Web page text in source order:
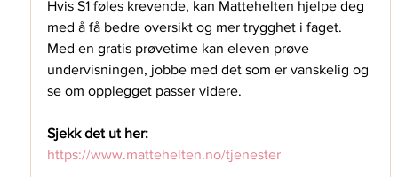
Hvis S1 føles krevende, kan Mattehelten hjelpe deg
med å få bedre oversikt og mer trygghet i faget.
Med en gratis prøvetime kan eleven prøve
undervisningen, jobbe med det som er vanskelig og
se om opplegget passer videre.
Sjekk det ut her:
https://www.mattehelten.no/tjenester